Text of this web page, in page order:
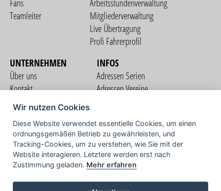
Fans
Teamleiter
Arbeitsstundenverwaltung
Mitgliederverwaltung
Live Übertragung
Profi Fahrerprofil
UNTERNEHMEN
Über uns
Kontakt
Nutzungsbedingungen
Datenschutzerklärung
Impressum
INFOS
Adressen Serien
Adressen Vereine
COMMUNITY
TV
Wir nutzen Cookies
Diese Website verwendet essentielle Cookies, um einen
ordnungsgemäßen Betrieb zu gewährleisten, und
Tracking-Cookies, um zu verstehen, wie Sie mit der
Website interagieren. Letztere werden erst nach
Zustimmung geladen. Mehr erfahren